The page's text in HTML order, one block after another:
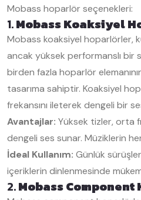
Mobass hoparlör seçenekleri:
1.Mobass Koaksiyel
Mobass koaksiyel hoparlörler,
ancak yüksek performanslı bir
birden fazla hoparlör
tasarıma sahiptir. Koaksiyel
frekansını ileterek dengeli bir
Avantajlar: Yüksek tizler, orta
dengeli ses sunar. Müziklerin
İdeal Kullanım: Günlük
içeriklerin dinlenmesinde
2.Mobass